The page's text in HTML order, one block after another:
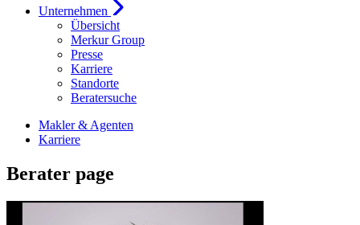
Unternehmen
Übersicht
Merkur Group
Presse
Karriere
Standorte
Beratersuche
Makler & Agenten
Karriere
Berater page